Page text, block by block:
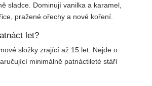
sladce. Dominují vanilka a karamel,
pražené ořechy a nové koření.
let?
složky zrající až 15 let. Nejde o
minimálně patnáctileté stáří